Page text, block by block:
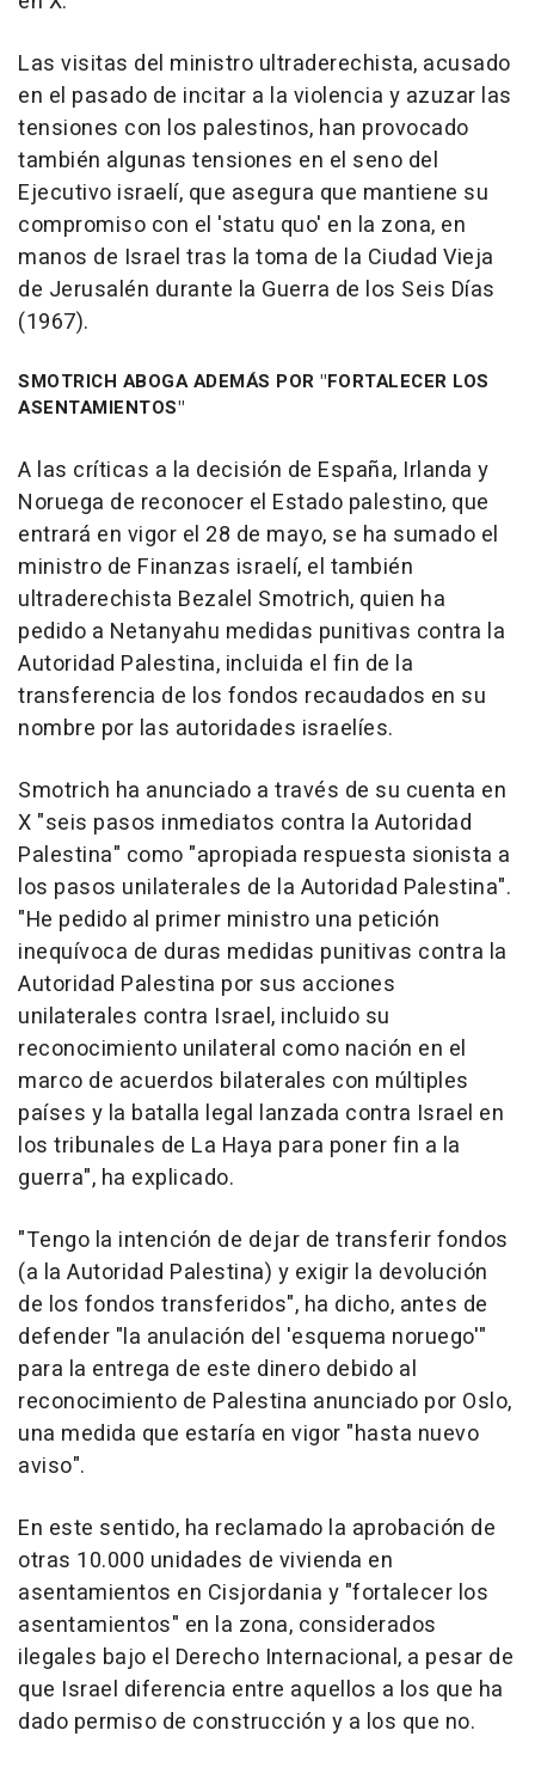
Las visitas del ministro ultraderechista, acusado
en el pasado de incitar a la violencia y azuzar las
tensiones con los palestinos, han provocado
también algunas tensiones en el seno del
Ejecutivo israelí, que asegura que mantiene su
compromiso con el 'statu quo' en la zona, en
manos de Israel tras la toma de la Ciudad Vieja
de Jerusalén durante la Guerra de los Seis Días
(1967).
SMOTRICH ABOGA ADEMÁS POR "FORTALECER LOS
ASENTAMIENTOS"
A las críticas a la decisión de España, Irlanda y
Noruega de reconocer el Estado palestino, que
entrará en vigor el 28 de mayo, se ha sumado el
ministro de Finanzas israelí, el también
ultraderechista Bezalel Smotrich, quien ha
pedido a Netanyahu medidas punitivas contra la
Autoridad Palestina, incluida el fin de la
transferencia de los fondos recaudados en su
nombre por las autoridades israelíes.
Smotrich ha anunciado a través de su cuenta en
X "seis pasos inmediatos contra la Autoridad
Palestina" como "apropiada respuesta sionista a
los pasos unilaterales de la Autoridad Palestina".
"He pedido al primer ministro una petición
inequívoca de duras medidas punitivas contra la
Autoridad Palestina por sus acciones
unilaterales contra Israel, incluido su
reconocimiento unilateral como nación en el
marco de acuerdos bilaterales con múltiples
países y la batalla legal lanzada contra Israel en
los tribunales de La Haya para poner fin a la
guerra", ha explicado.
"Tengo la intención de dejar de transferir fondos
(a la Autoridad Palestina) y exigir la devolución
de los fondos transferidos", ha dicho, antes de
defender "la anulación del 'esquema noruego'"
para la entrega de este dinero debido al
reconocimiento de Palestina anunciado por Oslo,
una medida que estaría en vigor "hasta nuevo
aviso".
En este sentido, ha reclamado la aprobación de
otras 10.000 unidades de vivienda en
asentamientos en Cisjordania y "fortalecer los
asentamientos" en la zona, considerados
ilegales bajo el Derecho Internacional, a pesar de
que Israel diferencia entre aquellos a los que ha
dado permiso de construcción y a los que no.